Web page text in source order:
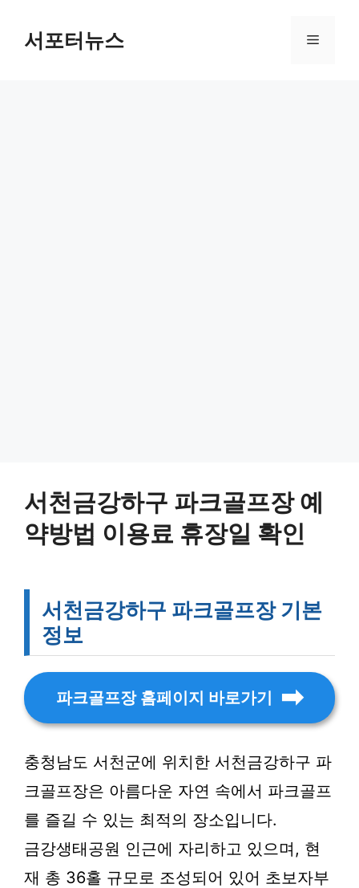
서포터뉴스 메
서천금강하구 파크골프장 예
약방법 이용료 휴장일 확인
서천금강하구 파크골프장 기본
정보
파크골프장 홈페이지 바로가기
충청남도 서천군에 위치한 서천금강하구 파
크골프장은 아름다운 자연 속에서 파크골프
를 즐길 수 있는 최적의 장소입니다.
금강생태공원 인근에 자리하고 있으며, 현
재 총 36홀 규모로 조성되어 있어 초보자부